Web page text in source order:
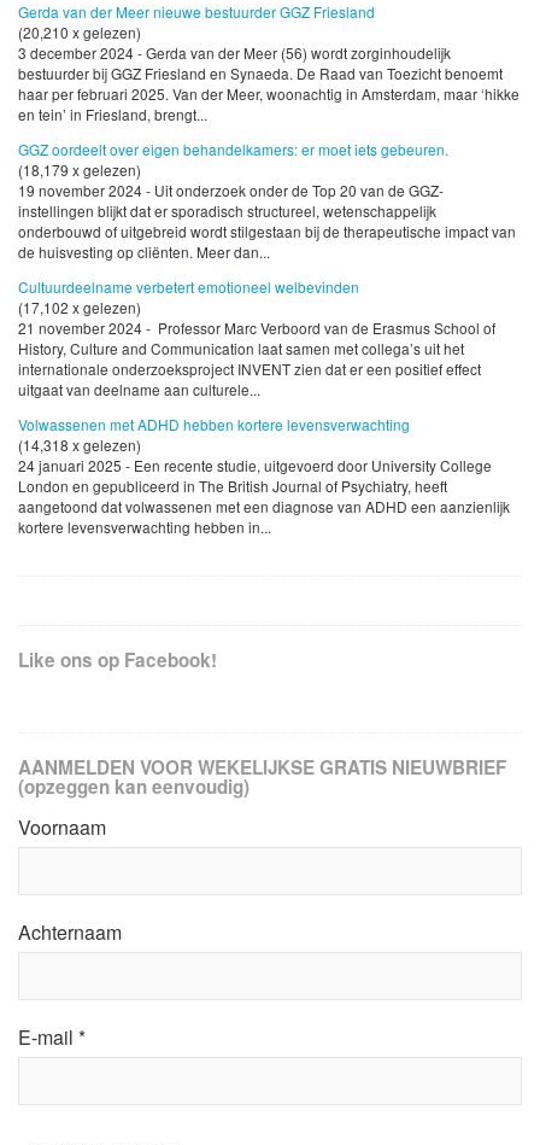
Gerda van der Meer nieuwe bestuurder GGZ Friesland
(20,210 x gelezen)
3 december 2024 - Gerda van der Meer (56) wordt zorginhoudelijk
bestuurder bij GGZ Friesland en Synaeda. De Raad van Toezicht benoemt
haar per februari 2025. Van der Meer, woonachtig in Amsterdam, maar ‘hikke
en tein’ in Friesland, brengt...
GGZ oordeelt over eigen behandelkamers: er moet iets gebeuren.
(18,179 x gelezen)
19 november 2024 - Uit onderzoek onder de Top 20 van de GGZ-
instellingen blijkt dat er sporadisch structureel, wetenschappelijk
onderbouwd of uitgebreid wordt stilgestaan bij de therapeutische impact van
de huisvesting op cliënten. Meer dan...
Cultuurdeelname verbetert emotioneel welbevinden
(17,102 x gelezen)
21 november 2024 - Professor Marc Verboord van de Erasmus School of
History, Culture and Communication laat samen met collega’s uit het
internationale onderzoeksproject INVENT zien dat er een positief effect
uitgaat van deelname aan culturele...
Volwassenen met ADHD hebben kortere levensverwachting
(14,318 x gelezen)
24 januari 2025 - Een recente studie, uitgevoerd door University College
London en gepubliceerd in The British Journal of Psychiatry, heeft
aangetoond dat volwassenen met een diagnose van ADHD een aanzienlijk
kortere levensverwachting hebben in...
Like ons op Facebook!
AANMELDEN VOOR WEKELIJKSE GRATIS NIEUWBRIEF
(opzeggen kan eenvoudig)
Voornaam
Achternaam
E-mail *